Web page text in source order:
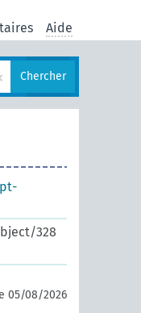
Aide
Chercher
328
05/08/2026